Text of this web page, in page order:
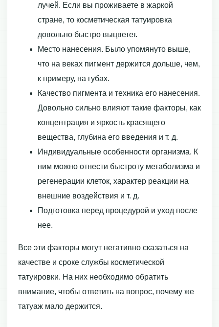
лучей. Если вы проживаете в жаркой
стране, то косметическая татуировка
довольно быстро выцветет.
Место нанесения. Было упомянуто выше,
что на веках пигмент держится дольше, чем,
к примеру, на губах.
Качество пигмента и техника его нанесения.
Довольно сильно влияют такие факторы, как
концентрация и яркость красящего
вещества, глубина его введения и т. д.
Индивидуальные особенности организма. К
ним можно отнести быстроту метаболизма и
регенерации клеток, характер реакции на
внешние воздействия и т. д.
Подготовка перед процедурой и уход после
нее.
Все эти факторы могут негативно сказаться на
качестве и сроке службы косметической
татуировки. На них необходимо обратить
внимание, чтобы ответить на вопрос, почему же
татуаж мало держится.